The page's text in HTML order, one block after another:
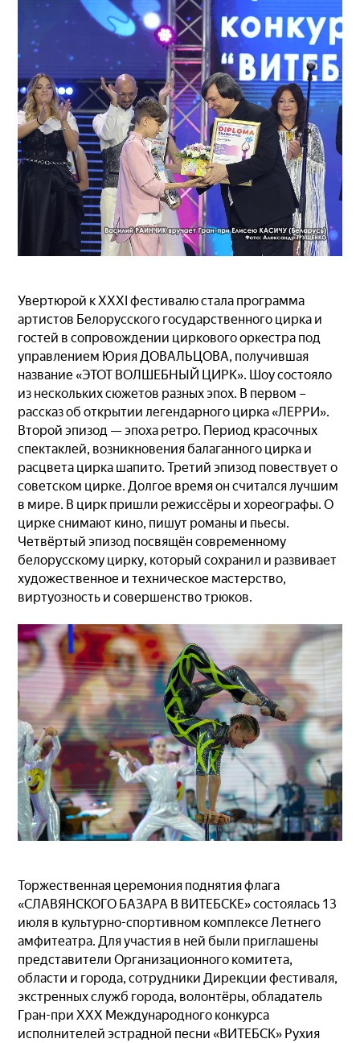
Увертюрой к XXХI фестивалю стала программа
артистов Белорусского государственного цирка и
гостей в сопровождении циркового оркестра под
управлением Юрия ДОВАЛЬЦОВА, получившая
название «ЭТОТ ВОЛШЕБНЫЙ ЦИРК». Шоу состояло
из нескольких сюжетов разных эпох. В первом –
рассказ об открытии легендарного цирка «ЛЕРРИ».
Второй эпизод — эпоха ретро. Период красочных
спектаклей, возникновения балаганного цирка и
расцвета цирка шапито. Третий эпизод повествует о
советском цирке. Долгое время он считался лучшим
в мире. В цирк пришли режиссёры и хореографы. О
цирке снимают кино, пишут романы и пьесы.
Четвёртый эпизод посвящён современному
белорусскому цирку, который сохранил и развивает
художественное и техническое мастерство,
виртуозность и совершенство трюков.
Торжественная церемония поднятия флага
«СЛАВЯНСКОГО БАЗАРА В ВИТЕБСКЕ» состоялась 13
июля в культурно-спортивном комплексе Летнего
амфитеатра. Для участия в ней были приглашены
представители Организационного комитета,
области и города, сотрудники Дирекции фестиваля,
экстренных служб города, волонтёры, обладатель
Гран-при XXX Международного конкурса
исполнителей эстрадной песни «ВИТЕБСК» Рухия